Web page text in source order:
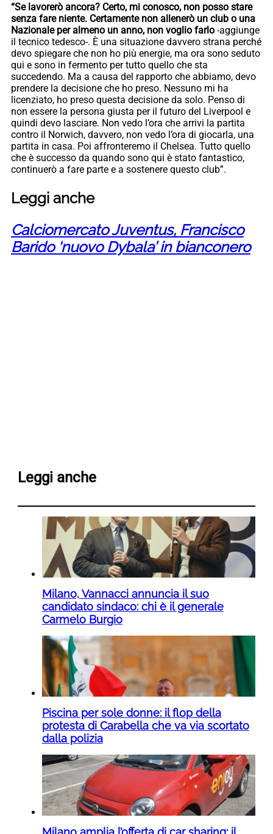
“Se lavorerò ancora? Certo, mi conosco, non posso stare
senza fare niente. Certamente non allenerò un club o una
Nazionale per almeno un anno, non voglio farlo -aggiunge
il tecnico tedesco-. È una situazione davvero strana perché
devo spiegare che non ho più energie, ma ora sono seduto
qui e sono in fermento per tutto quello che sta
succedendo. Ma a causa del rapporto che abbiamo, devo
prendere la decisione che ho preso. Nessuno mi ha
licenziato, ho preso questa decisione da solo. Penso di
non essere la persona giusta per il futuro del Liverpool e
quindi devo lasciare. Non vedo l’ora che arrivi la partita
contro il Norwich, davvero, non vedo l’ora di giocarla, una
partita in casa. Poi affronteremo il Chelsea. Tutto quello
che è successo da quando sono qui è stato fantastico,
continuerò a fare parte e a sostenere questo club”.
Leggi anche
Calciomercato Juventus, Francisco
Barido ‘nuovo Dybala’ in bianconero
Leggi anche
Milano, Vannacci annuncia il suo
candidato sindaco: chi è il generale
Carmelo Burgio
Piscina per sole donne: il flop della
protesta di Carabella che va via scortato
dalla polizia